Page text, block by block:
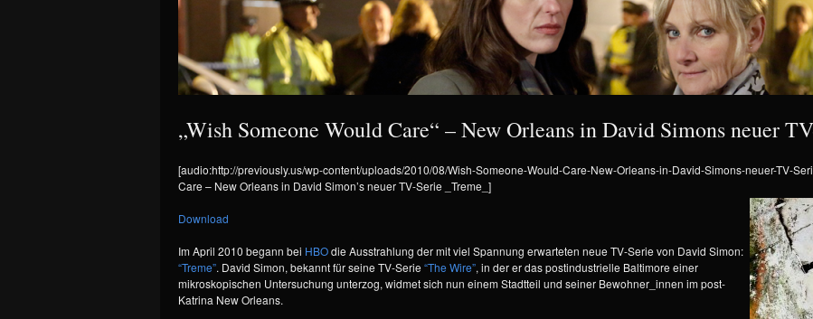
„Wish Someone Would Care“ – New Orleans in David Simons neuer
[audio:http://previously.us/wp-content/uploads/2010/08/Wish-Someone-Would-Care-New-Orleans-in-David-Simons-neuer-TV-
Care – New Orleans in David Simon’s neuer TV-Serie _Treme_]
Download
Im April 2010 begann bei HBOdie Ausstrahlung der mit viel Spannung erwarteten neue TV-Serie von David Simon:
“Treme”. David Simon, bekannt für seine TV-Serie “The Wire”, in der er das postindustrielle Baltimore einer
mikroskopischen Untersuchung unterzog, widmet sich nun einem Stadtteil und seiner Bewohner_innen im post-
Katrina New Orleans.